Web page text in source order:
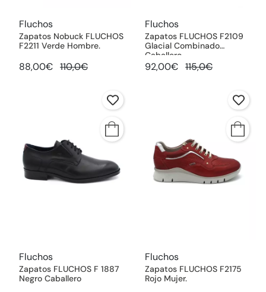
Fluchos
Zapatos Nobuck FLUCHOS
F2211 Verde Hombre.
88,00€ 110,0€
Fluchos
Zapatos FLUCHOS F2109
Glacial Combinado
Caballero
92,00€ 115,0€
Fluchos
Zapatos FLUCHOS F 1887
Negro Caballero
Fluchos
Zapatos FLUCHOS F2175
Rojo Mujer.